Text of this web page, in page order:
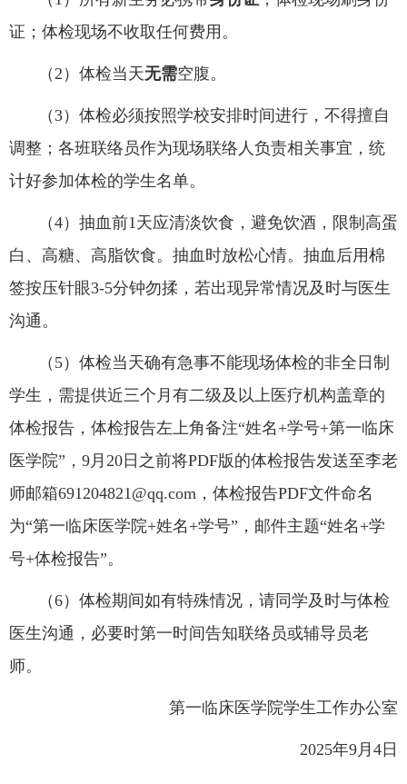
证；体检现场不收取任何费用。
（2）体检当天无需空腹。
（3）体检必须按照学校安排时间进行，不得擅自
调整； 各班联络员作为现场联络人负责相关事宜 ， 统
计好参加体检的学生名单。
（4）抽血前1天应清淡饮食，避免饮酒，限制高蛋
白、高糖、高脂饮食。抽血 时放松心情。抽血后用棉
签按压针眼3-5分钟勿揉，若出现异常情况及时与医生
沟通。
（ 5） 体检当天确有急事不能现场体检的非全日制
学生，需提供近三个月有二级及以上医疗机构盖章的
体检报告，体检报告左上角备注“姓名+学号+第一临床
医学院”，9月20日之前将PDF版的体检报告发送至李老
师邮箱691204821@qq.com，体检报告PDF文件命名
为“第一临床医学院+姓名+学号” ， 邮件主题“姓名+学
号+体检报告”。
（6） 体检期间如有特殊情况，请同学及时与体检
医生沟通，必要时第一时间告知联络员或辅导员老
师。
第一临床医学 院学生工作办公室
2025年9月 4 日